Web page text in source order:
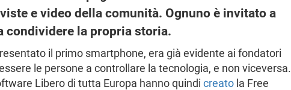
e video della comunità. Ognuno è invitato a
condividere la propria storia.
il primo smartphone, era già evidente ai fondatori
le persone a controllare la tecnologia, e non viceversa.
Libero di tutta Europa hanno quindi creatola Free